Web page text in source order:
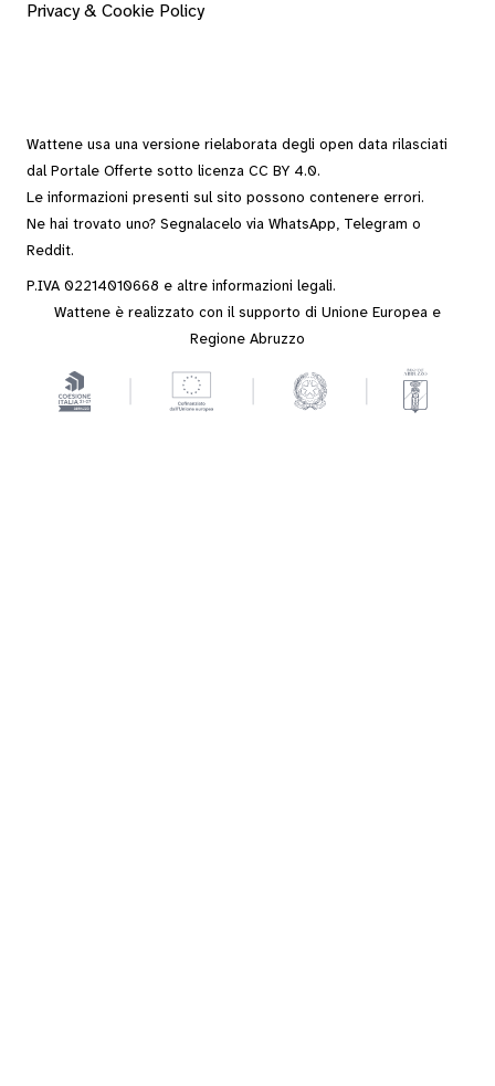
Privacy & Cookie Policy
Wattene usa una versione rielaborata degli open data rilasciati
dal Portale Offerte sotto licenza CC BY 4.0.
Le informazioni presenti sul sito possono contenere errori.
Ne hai trovato uno? Segnalacelo via WhatsApp, Telegram o
Reddit.
P.IVA 02214010668 e altre informazioni legali.
Wattene è realizzato con il supporto di Unione Europea e
Regione Abruzzo